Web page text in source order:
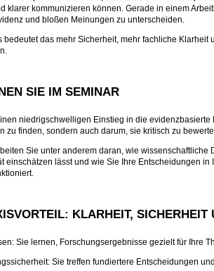
klarer kommunizieren können. Gerade in einem
und bloßen Meinungen zu unterscheiden.
bedeutet das mehr Sicherheit, mehr fachliche
SIE IM SEMINAR
niedrigschwelligen Einstieg in die
zu finden, sondern auch darum, sie kritisch zu
Sie unter anderem daran, wie
einschätzen lässt und wie Sie Ihre Entscheidungen
KLARHEIT, SICHERHEIT
Sie lernen, Forschungsergebnisse gezielt für Ihre
Sie treffen fundiertere Entscheidungen